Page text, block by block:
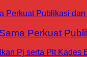
Perkuat